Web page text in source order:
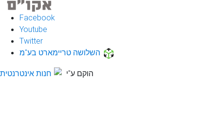
Facebook
Youtube
Twitter
השלושה טריימארט בע"מ
הוקם ע"י חנות אינטרנטית